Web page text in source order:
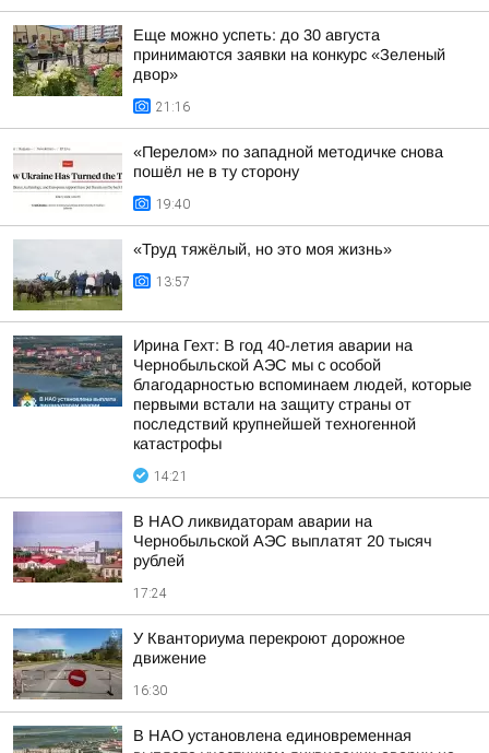
Еще можно успеть: до 30 августа
принимаются заявки на конкурс «Зеленый
двор»
21:16
«Перелом» по западной методичке снова
пошёл не в ту сторону
19:40
«Труд тяжёлый, но это моя жизнь»
13:57
Ирина Гехт: В год 40-летия аварии на
Чернобыльской АЭС мы с особой
благодарностью вспоминаем людей, которые
первыми встали на защиту страны от
последствий крупнейшей техногенной
катастрофы
14:21
В НАО ликвидаторам аварии на
Чернобыльской АЭС выплатят 20 тысяч
рублей
17:24
У Кванториума перекроют дорожное
движение
16:30
В НАО установлена единовременная